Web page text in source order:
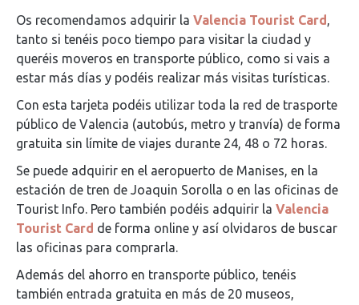
Os recomendamos adquirir la Valencia Tourist Card,
tanto si tenéis poco tiempo para visitar la ciudad y
queréis moveros en transporte público, como si vais a
estar más días y podéis realizar más visitas turísticas.
Con esta tarjeta podéis utilizar toda la red de trasporte
público de Valencia (autobús, metro y tranvía) de forma
gratuita sin límite de viajes durante 24, 48 o 72 horas.
Se puede adquirir en el aeropuerto de Manises, en la
estación de tren de Joaquin Sorolla o en las oficinas de
Tourist Info. Pero también podéis adquirir la Valencia
Tourist Card de forma online y así olvidaros de buscar
las oficinas para comprarla.
Además del ahorro en transporte público, tenéis
también entrada gratuita en más de 20 museos,